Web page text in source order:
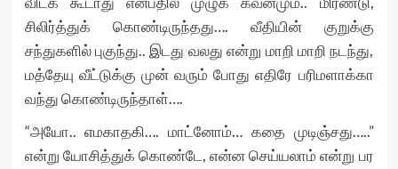
சிலிர்த்துக் கொண்டிருந்தது…. வீதியின் குறுக்கு
சந்துகளில் புகுந்து.. இடது வலது என்று மாறி மாறி நடந்து,
மத்தேயு வீட்டுக்கு முன் வரும் போது எதிரே பரிமளாக்கா
வந்து கொண்டிருந்தாள்….
“அயோ.. எமகாதகி…. மாட்னோம்… கதை முடிஞ்சது…..”
என்று யோசித்துக் கொண்டே, என்ன செய்யலாம் என்று பர